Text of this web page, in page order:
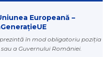
Europeană –
în mod obligatoriu poziția
a Guvernului României.